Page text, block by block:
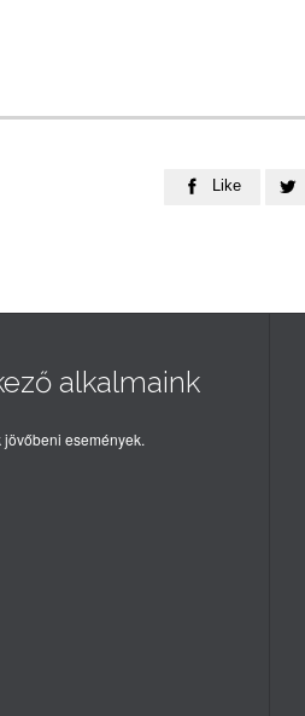
 Like 
alkalmaink
jövőbeni események.